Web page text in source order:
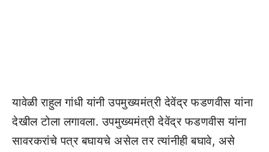
यावेळी राहुल गांधी यांनी उपमुख्यमंत्री देवेंद्र फडणवीस यांना
देखील टोला लगावला. उपमुख्यमंत्री देवेंद्र फडणवीस यांना
सावरकरांचे पत्र बघायचे असेल तर त्यांनीही बघावे, असे